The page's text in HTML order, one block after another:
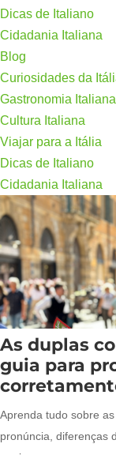
Dicas de Italiano
Cidadania Italiana
Blog
Curiosidades da
Gastronomia Italiana
Cultura Italiana
Viajar para a Itália
Dicas de Italiano
Cidadania Italiana
As duplas
guia para
Aprenda tudo sobre
pronúncia, diferenças